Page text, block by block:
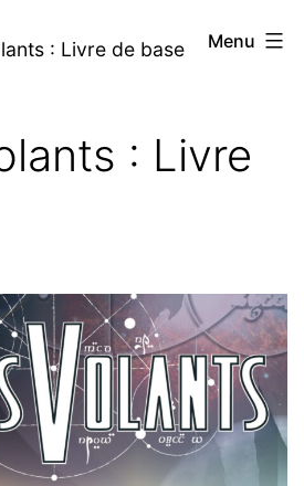
Menu
: Livre de base
: Livre